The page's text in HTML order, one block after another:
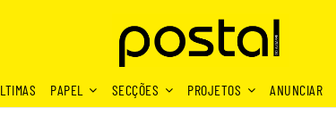
PAPEL SECÇÕES PROJETOS ANUNCIAR